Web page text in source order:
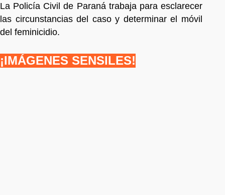
La Policía Civil de Paraná trabaja para esclarecer
las circunstancias del caso y determinar el móvil
del feminicidio.
¡IMÁGENES SENSILES!